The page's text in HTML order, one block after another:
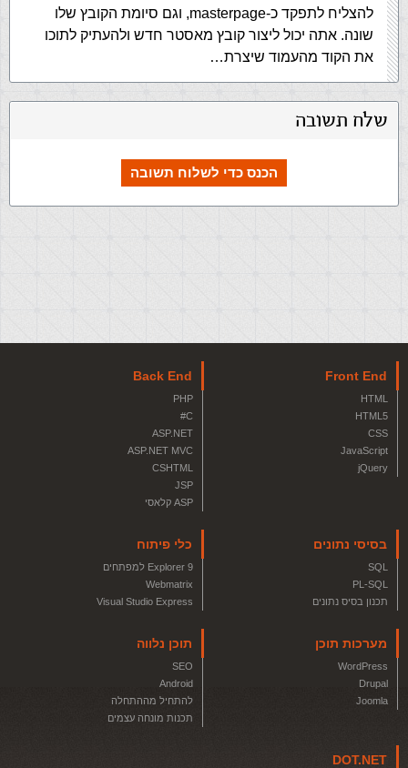
להצליח לתפקד כ-masterpage, וגם סיומת הקובץ שלו
שונה. אתה יכול ליצור קובץ מאסטר חדש ולהעתיק לתוכו
את הקוד מהעמוד שיצרת…
שלח תשובה
הכנס כדי לשלוח תשובה
Front End
HTML
HTML5
CSS
JavaScript
jQuery
Back End
PHP
C#
ASP.NET
ASP.NET MVC
CSHTML
JSP
ASP קלאסי
בסיסי נתונים
SQL
PL-SQL
תכנון בסיס נתונים
כלי פיתוח
Explorer 9 למפתחים
Webmatrix
Visual Studio Express
מערכות תוכן
WordPress
Drupal
Joomla
תוכן נלווה
SEO
Android
להתחיל מההתחלה
תכנות מונחה עצמים
DOT.NET